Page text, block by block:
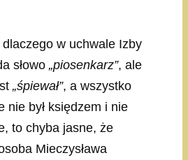
w uchwale Izby
słowo „piosenkarz”, ale
„śpiewał”, a wszystko
nie był księdzem i nie
to chyba jasne, że
Mieczysława